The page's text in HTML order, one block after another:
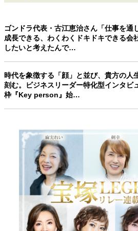
ゴンドラ代表・古江恵治さん「仕事を通
成長できる、わくわくドキドキできる会
したいと考えたんで…
時代を象徴する「顔」と並び、貴方の人
刻む。ビジネスリーダー特化型インタビ
枠『Key person』始…